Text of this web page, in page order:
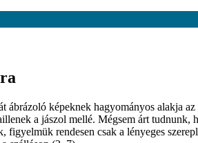
ábrázoló képeknek hagyományos alakja
a jászol mellé. Mégsem árt tudnunk,
figyelmük rendesen csak a lényeges